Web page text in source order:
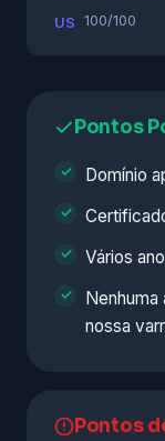
US 100/100
Pontos
Domínio
Vários
Nenhuma
nossa
Pontos